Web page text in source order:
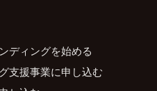
ディングを始める
支援事業に申し込む